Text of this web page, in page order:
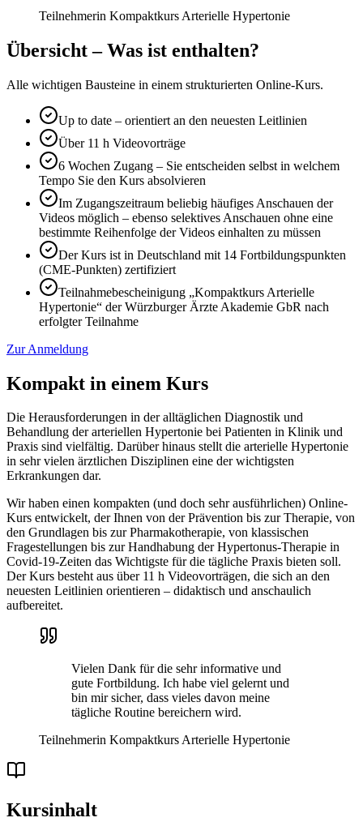
Teilnehmerin Kompaktkurs Arterielle Hypertonie
Übersicht – Was ist enthalten?
Alle wichtigen Bausteine in einem strukturierten Online-Kurs.
Up to date – orientiert an den neuesten Leitlinien
Über 11 h Videovorträge
6 Wochen Zugang – Sie entscheiden selbst in welchem
Tempo Sie den Kurs absolvieren
Im Zugangszeitraum beliebig häufiges Anschauen der
Videos möglich – ebenso selektives Anschauen ohne eine
bestimmte Reihenfolge der Videos einhalten zu müssen
Der Kurs ist in Deutschland mit 14 Fortbildungspunkten
(CME-Punkten) zertifiziert
Teilnahmebescheinigung „Kompaktkurs Arterielle
Hypertonie“ der Würzburger Ärzte Akademie GbR nach
erfolgter Teilnahme
Zur Anmeldung
Kompakt in einem Kurs
Die Herausforderungen in der alltäglichen Diagnostik und
Behandlung der arteriellen Hypertonie bei Patienten in Klinik und
Praxis sind vielfältig. Darüber hinaus stellt die arterielle Hypertonie
in sehr vielen ärztlichen Disziplinen eine der wichtigsten
Erkrankungen dar.
Wir haben einen kompakten (und doch sehr ausführlichen) Online-
Kurs entwickelt, der Ihnen von der Prävention bis zur Therapie, von
den Grundlagen bis zur Pharmakotherapie, von klassischen
Fragestellungen bis zur Handhabung der Hypertonus-Therapie in
Covid-19-Zeiten das Wichtigste für die tägliche Praxis bieten soll.
Der Kurs besteht aus über 11 h Videovorträgen, die sich an den
neuesten Leitlinien orientieren – didaktisch und anschaulich
aufbereitet.
Vielen Dank für die sehr informative und
gute Fortbildung. Ich habe viel gelernt und
bin mir sicher, dass vieles davon meine
tägliche Routine bereichern wird.
Teilnehmerin Kompaktkurs Arterielle Hypertonie
Kursinhalt